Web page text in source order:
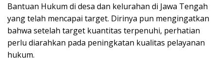
Bantuan Hukum di desa dan kelurahan di Jawa Tengah
yang telah mencapai target. Dirinya pun mengingatkan
bahwa setelah target kuantitas terpenuhi, perhatian
perlu diarahkan pada peningkatan kualitas pelayanan
hukum.